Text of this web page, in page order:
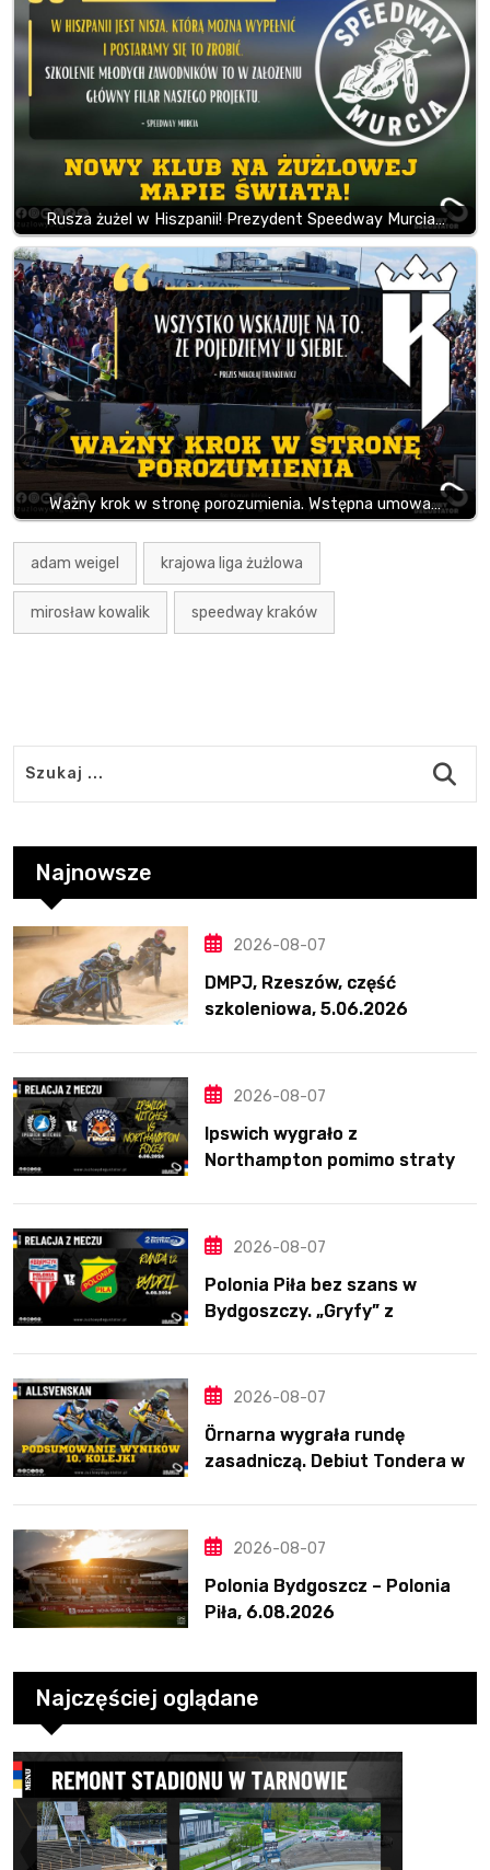
Rusza żużel w Hiszpanii! Prezydent Speedway Murcia…
Ważny krok w stronę porozumienia. Wstępna umowa…
adam weigel krajowa liga żużlowa
mirosław kowalik speedway kraków
Najnowsze
2026-08-07
DMPJ, Rzeszów, część
szkoleniowa, 5.06.2026
2026-08-07
Ipswich wygrało z
Northampton pomimo straty
2026-08-07
Polonia Piła bez szans w
Bydgoszczy. „Gryfy” z
2026-08-07
Örnarna wygrała rundę
zasadniczą. Debiut Tondera w
2026-08-07
Polonia Bydgoszcz – Polonia
Piła, 6.08.2026
Najczęściej oglądane